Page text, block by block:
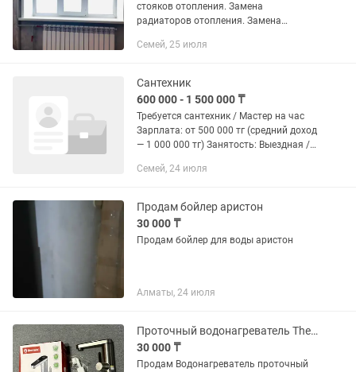
стояков отопления. Замена
радиаторов отопления. Замена
водяных труб и труб канализации.
Семей, 25 июля
Сантехник
600 000 - 1 500 000 ₸
Требуется сантехник / Мастер на час
Зарплата: от 500 000 тг (средний доход
— 1 000 000 тг) Занятость: Выездная /
работ (на выезде): Установка и замена
Семей, 24 июля
Продам бойлер аристон
30 000 ₸
Продам бойлер для воды аристон
Алматы, 24 июля
Проточный водонагреватель Thermex Tesoro 3500
30 000 ₸
Продам Водонагреватель проточный